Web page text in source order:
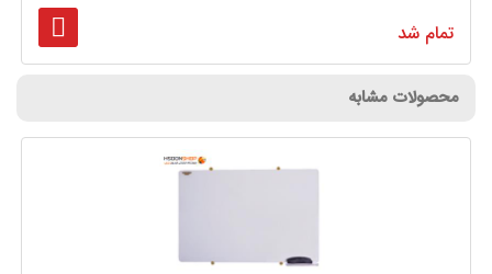
تمام شد
محصولات مشابه